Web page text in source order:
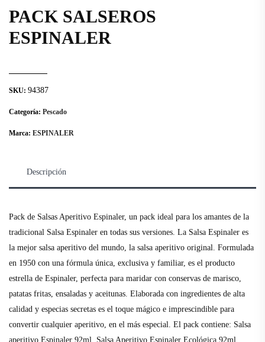
PACK SALSEROS
ESPINALER
SKU: 94387
Categoría: Pescado
Marca: ESPINALER
Descripción
Pack de Salsas Aperitivo Espinaler, un pack ideal para los amantes de la
tradicional Salsa Espinaler en todas sus versiones. La Salsa Espinaler es
la mejor salsa aperitivo del mundo, la salsa aperitivo original. Formulada
en 1950 con una fórmula única, exclusiva y familiar, es el producto
estrella de Espinaler, perfecta para maridar con conservas de marisco,
patatas fritas, ensaladas y aceitunas. Elaborada con ingredientes de alta
calidad y especias secretas es el toque mágico e imprescindible para
convertir cualquier aperitivo, en el más especial. El pack contiene: Salsa
aperitivo Espinaler 92ml, Salsa Aperitivo Espinaler Ecológica 92ml,